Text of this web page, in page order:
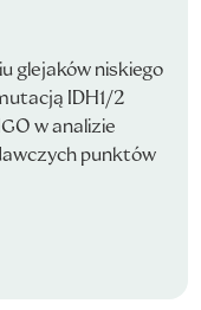
glejaków niskiego
IDH1/2
w analizie
punktów